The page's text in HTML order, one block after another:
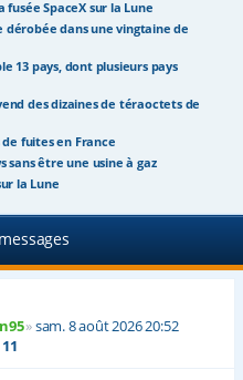
SpaceX sur la Lune
dans une vingtaine de
13 pays, dont plusieurs pays
des dizaines de téraoctets de
fuites en France
sans être une usine à gaz
la Lune
»sam. 8 août 2026 20:52